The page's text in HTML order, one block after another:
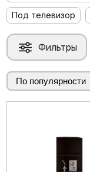
Под телевизор
Фильтры